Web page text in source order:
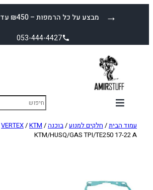
מבצע על כל הרמפות – ₪450 עד הבית! →
053-444-4427
עמוד הבית/ חלקים למנוע/בוכנה/
VERTEX/KTM
KTM/HUSQ/GAS TPI/TE250 17-22 A